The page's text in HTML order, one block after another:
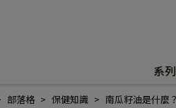
系
部落格 保健知識 南瓜籽油是什麼